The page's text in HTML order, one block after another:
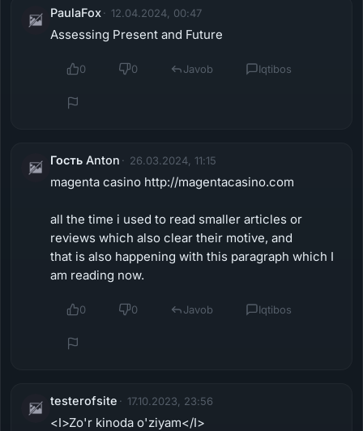
PaulaFox 12.04.2024, 00:47
Assessing Present and Future
0 0 Javob Iqtibos
Гость Anton 26.03.2024, 11:15
magenta casino http://magentacasino.com
all the time i used to read smaller articles or
reviews which also clear their motive, and
that is also happening with this paragraph which I
am reading now.
0 0 Javob Iqtibos
testerofsite 17.10.2023, 23:56
<I>Zo'r kinoda o'ziyam</I>